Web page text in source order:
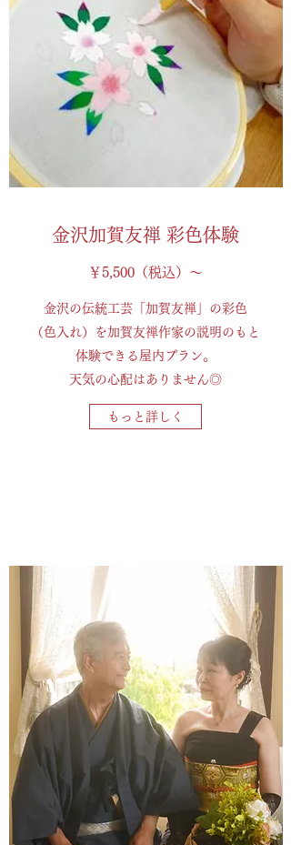
​金沢加賀友禅 彩色体験
​￥5,500（税込）～
金沢の伝統工芸「加賀友禅」の彩色
（色入れ）を加賀友禅作家の説明のもと
体験できる屋内プラン。
天気の心配はありません◎
もっと詳しく